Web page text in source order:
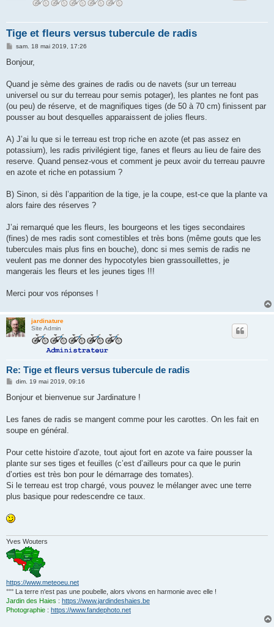
Tige et fleurs versus tubercule de radis
M
s
g
sam. 18 mai 2019, 17:26
Bonjour,
Quand je sème des graines de radis ou de navets (sur un terreau
universel ou sur du terreau pour semis potager), les plantes ne font pas
(ou peu) de réserve, et de magnifiques tiges (de 50 à 70 cm) finissent par
pousser au bout desquelles apparaissent de jolies fleurs.
A) J’ai lu que si le terreau est trop riche en azote (et pas assez en
potassium), les radis privilégient tige, fanes et fleurs au lieu de faire des
reserve. Quand pensez-vous et comment je peux avoir du terreau pauvre
en azote et riche en potassium ?
B) Sinon, si dès l’apparition de la tige, je la coupe, est-ce que la plante va
alors faire des réserves ?
J’ai remarqué que les fleurs, les bourgeons et les tiges secondaires
(fines) de mes radis sont comestibles et très bons (même gouts que les
tubercules mais plus fins en bouche), donc si mes semis de radis ne
veulent pas me donner des hypocotyles bien grassouillettes, je
mangerais les fleurs et les jeunes tiges !!!
Merci pour vos réponses !
jardinature
Site Admin
Re: Tige et fleurs versus tubercule de radis
M
s
g
dim. 19 mai 2019, 09:16
Bonjour et bienvenue sur Jardinature !
Les fanes de radis se mangent comme pour les carottes. On les fait en
soupe en général.
Pour cette histoire d’azote, tout ajout fort en azote va faire pousser la
plante sur ses tiges et feuilles (c’est d’ailleurs pour ca que le purin
d’orties est très bon pour le démarrage des tomates).
Si le terreau est trop chargé, vous pouvez le mélanger avec une terre
plus basique pour redescendre ce taux.
Yves Wouters
https://www.meteoeu.net
°°° La terre n'est pas une poubelle, alors vivons en harmonie avec elle !
Jardin des Haies : https://www.jardindeshaies.be
Photographie : https://www.fandephoto.net